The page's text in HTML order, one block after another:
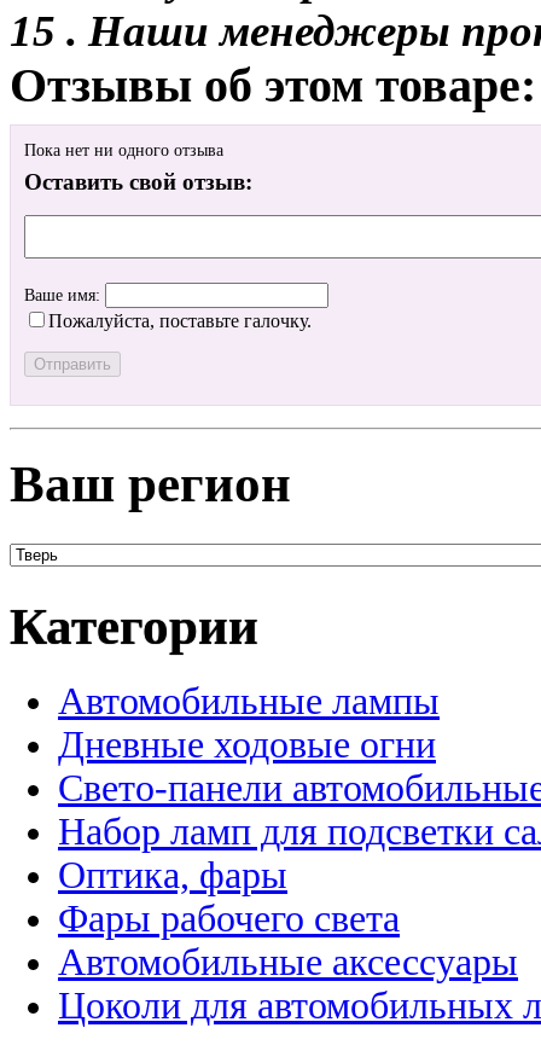
15 . Наши менеджеры
Отзывы об этом товаре:
Пока нет ни одного отзыва
Оставить свой отзыв:
Ваше имя:
Пожалуйста, поставьте галочку.
Ваш регион
Категории
Автомобильные лампы
Дневные ходовые огни
Свето-панели
Набор ламп для подсветки
Оптика, фары
Фары рабочего света
Автомобильные аксессуары
Цоколи для автомобильных